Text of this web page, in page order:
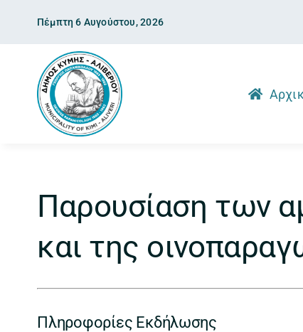
content
Πέμπτη 6 Αυγούστου, 2026
Παρουσίαση των
και της
Πληροφορίες Εκδήλωσης